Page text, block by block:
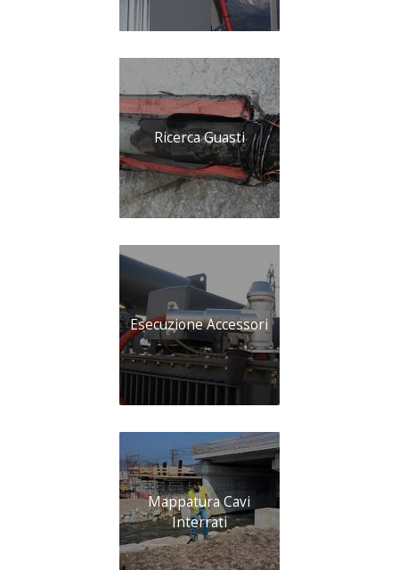
Ricerca Guasti
Esecuzione Accessori
Mappatura Cavi
Interrati